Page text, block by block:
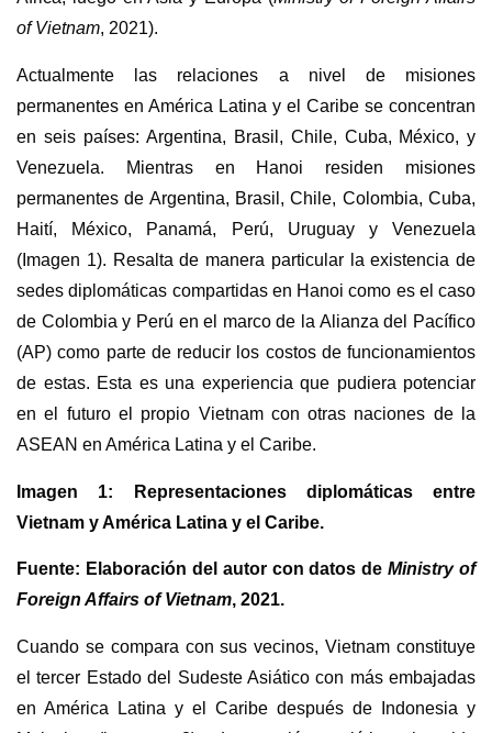
of Vietnam, 2021).
Actualmente las relaciones a nivel de misiones
permanentes en América Latina y el Caribe se concentran
en seis países:Argentina, Brasil, Chile, Cuba, México, y
Venezuela. Mientras en Hanoi residen misiones
permanentes de Argentina, Brasil, Chile, Colombia, Cuba,
Haití, México, Panamá, Perú, Uruguay y Venezuela
(Imagen 1). Resalta de manera particular la existencia de
sedes diplomáticas compartidas en Hanoi como es el caso
de Colombia y Perú en el marco de la Alianza del Pacífico
(AP) como parte de reducir los costos de funcionamientos
de estas. Esta es una experiencia que pudiera potenciar
en el futuro el propio Vietnam con otras naciones de la
ASEAN en América Latina y el Caribe.
Imagen 1: Representaciones diplomáticas entre
Vietnam y América Latina y el Caribe.
Fuente: Elaboración del autor con datos deMinistry of
Foreign Affairs of Vietnam, 2021.
Cuando se compara con sus vecinos, Vietnam constituye
el tercer Estado del Sudeste Asiático con más embajadas
en América Latina y el Caribe después de Indonesia y